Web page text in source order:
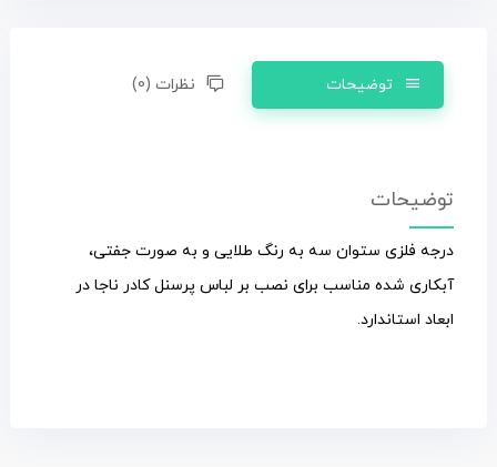
توضیحات نظرات (0)
توضیحات
درجه فلزی ستوان سه به رنگ طلایی و به صورت جفتی،
آبکاری شده مناسب برای نصب بر لباس پرسنل کادر ناجا در
ابعاد استاندارد.